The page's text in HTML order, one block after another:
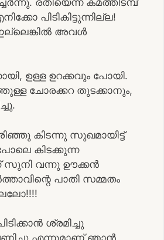
പിടികിട്ടുന്നില്ല!
അവൾ
ഉള്ള ഉറക്കവും പോയി.
ചോരക്കറ തുടക്കാനും,
കിടന്നു സുഖമായിട്ട്
കിടക്കുന്ന
സുനി വന്നു ഊക്കൻ
പാതി സമ്മതം
ശ്രമിച്ചു